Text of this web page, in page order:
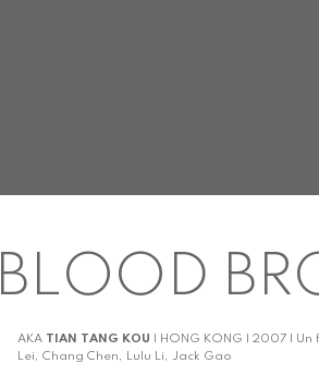
BLOOD
AKA TIAN TANG KOU | HONG KONG | 2007 |
Lei, Chang Chen, Lulu Li, Jack Gao